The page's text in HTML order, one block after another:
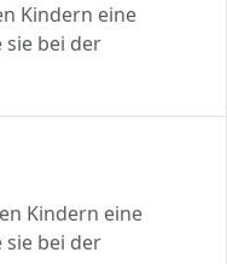
Kindern eine
bei der
Kindern eine
bei der